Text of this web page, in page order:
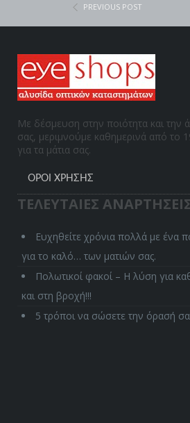
PREVIOUS POST
Με δέσμευση στην ποιότητα και την
σας, μεριμνούμε καθημερινά από το
για τα μάτια σας.
ΌΡΟΙ ΧΡΉΣΗΣ
ΤΕΛΕΥΤΑΙΕΣ
Ευχηθείτε χρόνια πολλά με ένα
για το καλό… των ματιών σας.
Πολωτικοί φακοί – Η λύση για
και στη βροχή!!!
5 τρόποι να σώσετε την όρασή